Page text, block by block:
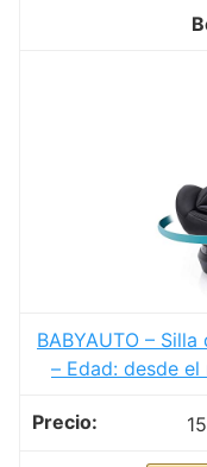
BABYAUTO –
– Edad: desde